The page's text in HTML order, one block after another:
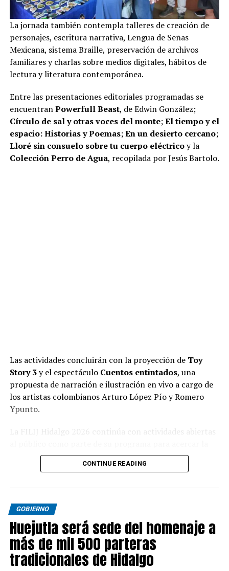
La jornada también contempla talleres de creación de
personajes, escritura narrativa, Lengua de Señas
Mexicana, sistema Braille, preservación de archivos
familiares y charlas sobre medios digitales, hábitos de
lectura y literatura contemporánea.
Entre las presentaciones editoriales programadas se
encuentranPowerfull Beast, de Edwin González;
Círculo de sal y otras voces del monte;El tiempo y el
espacio: Historias y Poemas;En un desierto cercano;
Lloré sin consuelo sobre tu cuerpo eléctricoy la
Colección Perro de Agua, recopilada por Jesús Bartolo.
Las actividades concluirán con la proyección de Toy
Story 3y el espectáculo Cuentos entintados, una
propuesta de narración e ilustración en vivo a cargo de
los artistas colombianos Arturo López Pío y Romero
Ypunto.
La FILIJ Hidalgo 2026 continúa con actividades abiertas
literatura, las artes y la convivencia familiar.
CONTINUE READING
GOBIERNO
Huejutla será sede del homenaje a
más de mil 500 parteras
tradicionales de Hidalgo